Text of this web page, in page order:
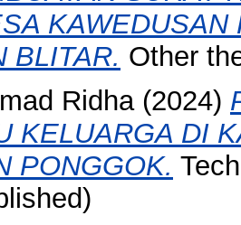
BLITAR. Other
Ridha(2024)
KELUARGA DI
PONGGOK.